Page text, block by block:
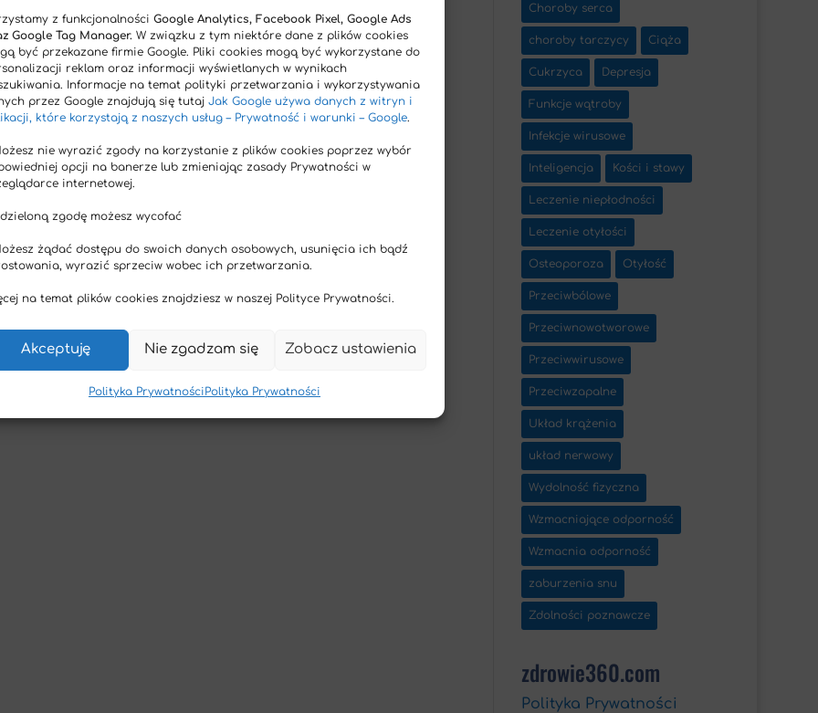
z funkcjonalności Google Analytics, Facebook Pixel, Google Ads
Google Tag Manager. W związku z tym niektóre dane z plików cookies
być przekazane firmie Google. Pliki cookies mogą być wykorzystane do
reklam oraz informacji wyświetlanych w wynikach
Informacje na temat polityki przetwarzania i wykorzystywania
przez Google znajdują się tutaj Jak Google używa danych z witryn i
które korzystają z naszych usług – Prywatność i warunki – Google.
nie wyrazić zgody na korzystanie z plików cookies poprzez wybór
opcji na banerze lub zmieniając zasady Prywatności w
internetowej.
zgodę możesz wycofać
żądać dostępu do swoich danych osobowych, usunięcia ich bądź
wyrazić sprzeciw wobec ich przetwarzania.
na temat plików cookies znajdziesz w naszej Polityce Prywatności.
Akceptuję Nie zgadzam się Zobacz ustawienia
Polityka PrywatnościPolityka Prywatności
Choroby serca
choroby tarczycy Ciąża
Cukrzyca Depresja
Funkcje wątroby
Infekcje wirusowe
Inteligencja Kości i stawy
Leczenie niepłodności
Leczenie otyłości
Osteoporoza Otyłość
Przeciwbólowe
Przeciwnowotworowe
Przeciwwirusowe
Przeciwzapalne
Układ krążenia
układ nerwowy
Wydolność fizyczna
Wzmacniające odporność
Wzmacnia odporność
zaburzenia snu
Zdolności poznawcze
zdrowie360.com
Polityka Prywatności